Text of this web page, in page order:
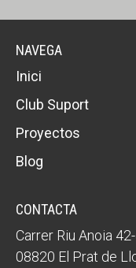
NAVEGA
Inici
Club Suport
Proyectos
Blog
CONTACTA
Carrer Riu Anoia
08820 El Prat de